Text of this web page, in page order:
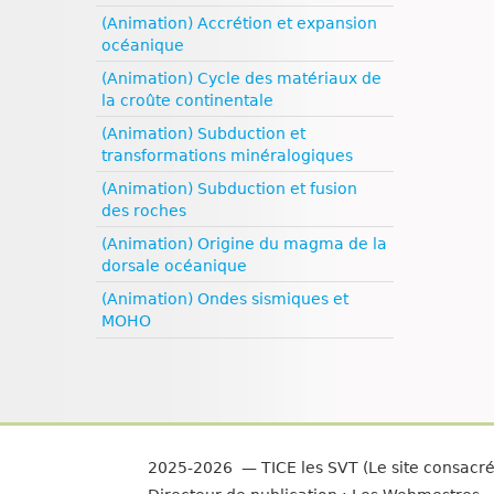
(Animation) Accrétion et expansion
océanique
(Animation) Cycle des matériaux de
la croûte continentale
(Animation) Subduction et
transformations minéralogiques
(Animation) Subduction et fusion
des roches
(Animation) Origine du magma de la
dorsale océanique
(Animation) Ondes sismiques et
MOHO
2025-2026 — TICE les SVT (Le site